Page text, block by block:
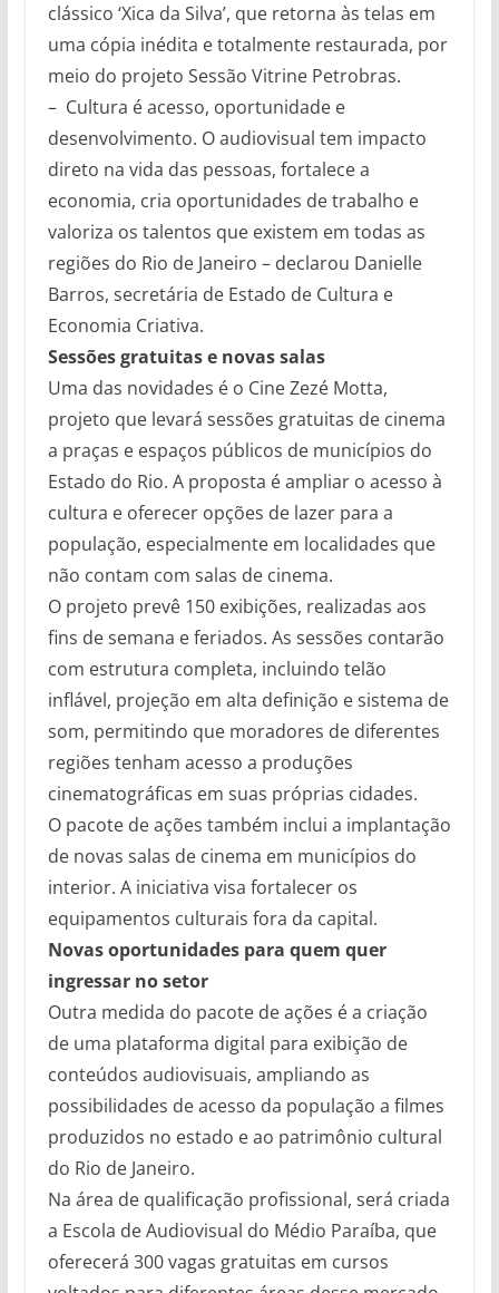
clássico ‘Xica da Silva’, que retorna às telas em
uma cópia inédita e totalmente restaurada, por
meio do projeto Sessão Vitrine Petrobras.
– Cultura é acesso, oportunidade e
desenvolvimento. O audiovisual tem impacto
direto na vida das pessoas, fortalece a
economia, cria oportunidades de trabalho e
valoriza os talentos que existem em todas as
regiões do Rio de Janeiro – declarou Danielle
Barros, secretária de Estado de Cultura e
Economia Criativa.
Sessões gratuitas e novas salas
Uma das novidades é o Cine Zezé Motta,
projeto que levará sessões gratuitas de cinema
a praças e espaços públicos de municípios do
Estado do Rio. A proposta é ampliar o acesso à
cultura e oferecer opções de lazer para a
população, especialmente em localidades que
não contam com salas de cinema.
O projeto prevê 150 exibições, realizadas aos
fins de semana e feriados. As sessões contarão
com estrutura completa, incluindo telão
inflável, projeção em alta definição e sistema de
som, permitindo que moradores de diferentes
regiões tenham acesso a produções
cinematográficas em suas próprias cidades.
O pacote de ações também inclui a implantação
de novas salas de cinema em municípios do
interior. A iniciativa visa fortalecer os
equipamentos culturais fora da capital.
Novas oportunidades para quem quer
ingressar no setor
Outra medida do pacote de ações é a criação
de uma plataforma digital para exibição de
conteúdos audiovisuais, ampliando as
possibilidades de acesso da população a filmes
produzidos no estado e ao patrimônio cultural
do Rio de Janeiro.
Na área de qualificação profissional, será criada
a Escola de Audiovisual do Médio Paraíba, que
oferecerá 300 vagas gratuitas em cursos